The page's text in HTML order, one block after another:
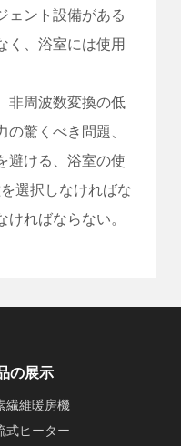
ェント設備がある
く、浴室には使用
非周波数変換の低
驚くべき問題、
避ける、浴室の使
選択しなければな
ればならない。
の展示
繊維暖房機
式ヒーター